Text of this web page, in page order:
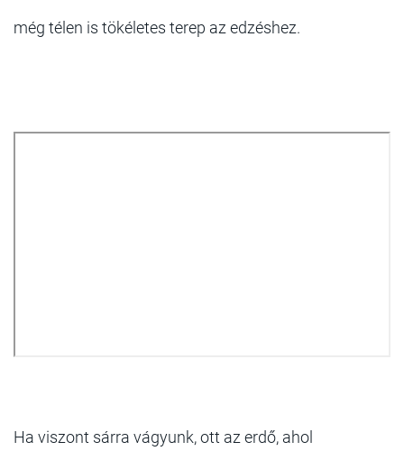
még télen is tökéletes terep az edzéshez.
Ha viszont sárra vágyunk, ott az erdő, ahol